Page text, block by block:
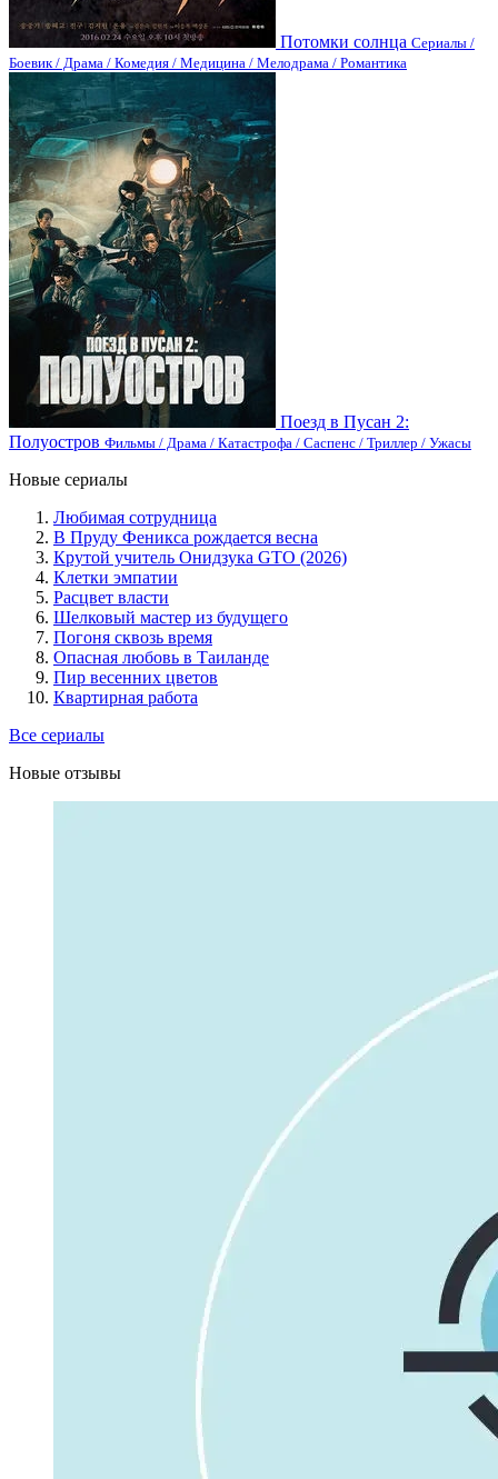
Потомки солнца Сериалы /
Боевик / Драма / Комедия / Медицина / Мелодрама / Романтика
Поезд в Пусан 2:
Полуостров Фильмы / Драма / Катастрофа / Саспенс / Триллер / Ужасы
Новые сериалы
Любимая сотрудница
В Пруду Феникса рождается весна
Крутой учитель Онидзука GTO (2026)
Клетки эмпатии
Расцвет власти
Шелковый мастер из будущего
Погоня сквозь время
Опасная любовь в Таиланде
Пир весенних цветов
Квартирная работа
Все сериалы
Новые отзывы